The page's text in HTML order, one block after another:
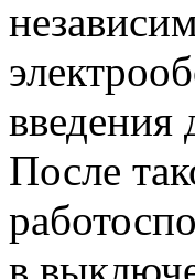
После
в